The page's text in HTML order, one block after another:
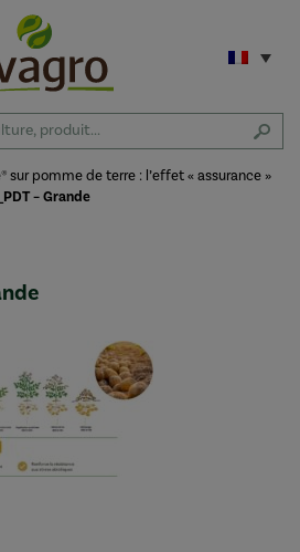
sur pomme de terre : l’effet « assurance »
– Grande